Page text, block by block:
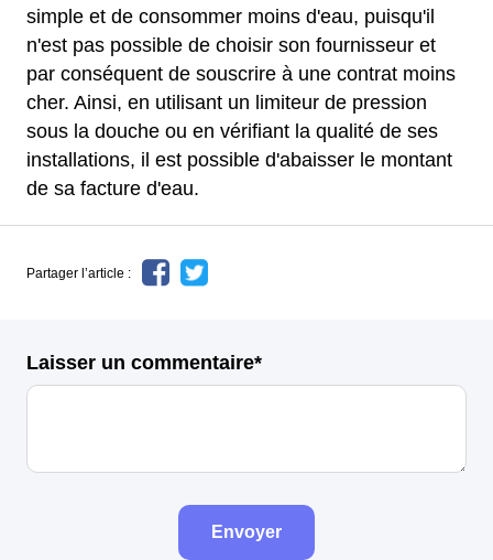
simple et de consommer moins d'eau, puisqu'il
n'est pas possible de choisir son fournisseur et
par conséquent de souscrire à une contrat moins
cher. Ainsi, en utilisant un limiteur de pression
sous la douche ou en vérifiant la qualité de ses
installations, il est possible d'abaisser le montant
de sa facture d'eau.
Partager l’article :
Laisser un commentaire*
Envoyer